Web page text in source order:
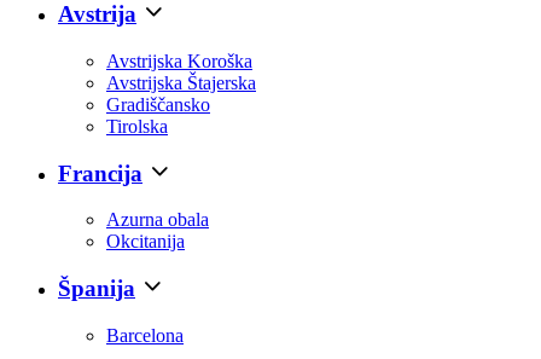
Avstrija
Avstrijska Koroška
Avstrijska Štajerska
Gradiščansko
Tirolska
Francija
Azurna obala
Okcitanija
Španija
Barcelona